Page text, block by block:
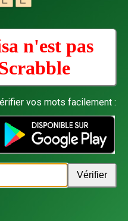
n'est pas
vos mots facilement :